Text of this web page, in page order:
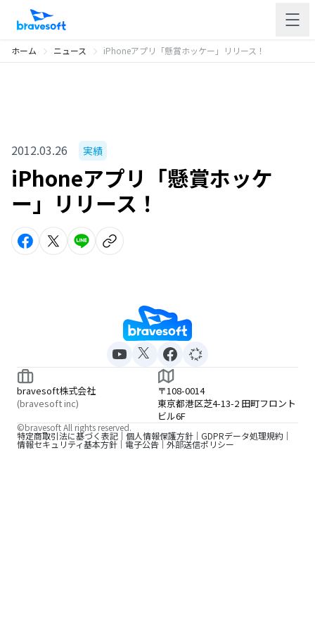
ホーム ニュース iPhoneアプリ「懸賞ホッケー」リリース！
2012.03.26 実績
iPhoneアプリ「懸賞ホッケ
ー」リリース！
bravesoft株式会社
(bravesoft inc)
〒108-0014
東京都港区芝4-13-2 田町フロント
ビル6F
特定商取引法に基づく表記 個人情報保護方針 GDPRデータ処理規約
情報セキュリティ基本方針 電子公告 外部送信ポリシー
©bravesoft All rights reserved.